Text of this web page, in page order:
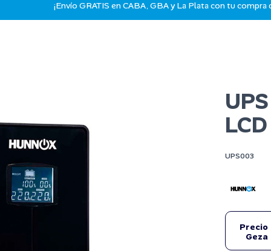
¡Envío GRATIS en CABA, GBA y La Plata con tu
UPS003
Precio
Geza